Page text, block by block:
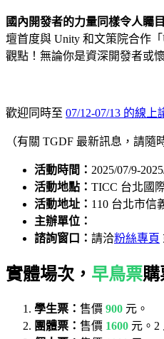
國內開發者的力量同樣令人矚目
壇首度與 Unity 和文策院合作
觀點！無論你是資深開發者或
歡迎同時至 07/12-07/13 的線
（有關 TGDF 最新訊息，請隨
活動時間： 2025/07/9-
活動地點： TICC 台北國
活動地址： 110 台北市信
主辦單位：
諮詢窗口： 請洽粉絲專頁
實體場次， 早鳥票購
學生票： 售價 900 元。
團體票： 售價 1600 元。2